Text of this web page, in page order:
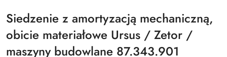
Siedzenie z amortyzacją mechaniczną,
obicie materiałowe Ursus / Zetor /
maszyny budowlane 87.343.901